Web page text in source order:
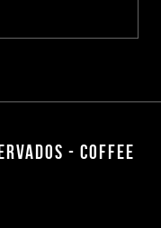
- COFFEE